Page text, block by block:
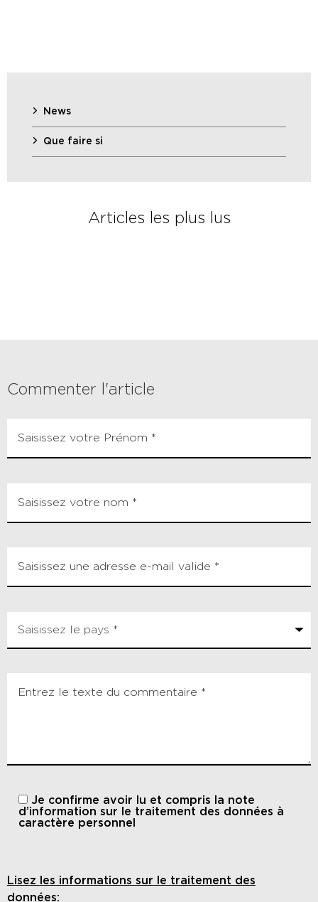
News
Que faire si
Articles les plus lus
Commenter l'article
Je confirme avoir lu et compris
la note
d’information sur le traitement des données à
caractère personnel
Lisez les informations sur le traitement des
données: